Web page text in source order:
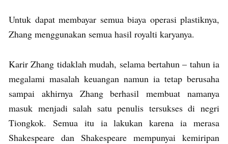
Untuk dapat membayar semua biaya operasi plastiknya,
Zhang menggunakan semua hasil royalti karyanya.
Karir Zhang tidaklah mudah, selama bertahun – tahun ia
megalami masalah keuangan namun ia tetap berusaha
sampai akhirnya Zhang berhasil membuat namanya
masuk menjadi salah satu penulis tersukses di negri
Tiongkok. Semua itu ia lakukan karena ia merasa
Shakespeare dan Shakespeare mempunyai kemiripan